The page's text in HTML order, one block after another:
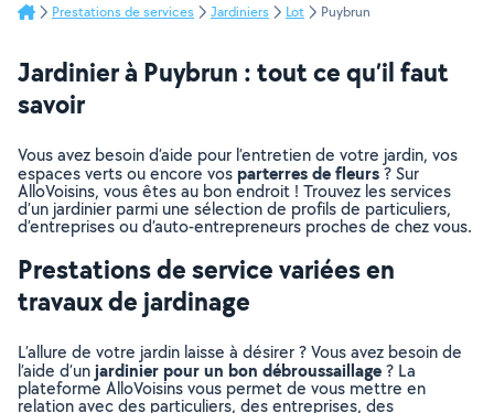
Prestations de services Jardiniers Lot Puybrun
Jardinier à Puybrun : tout ce qu’il faut
savoir
Vous avez besoin d’aide pour l’entretien de votre jardin, vos
espaces verts ou encore vosparterres de fleurs? Sur
AlloVoisins, vous êtes au bon endroit ! Trouvez les services
d’un jardinier parmi une sélection de profils de particuliers,
d’entreprises ou d’auto-entrepreneurs proches de chez vous.
Prestations de service variées en
travaux de jardinage
L’allure de votre jardin laisse à désirer ? Vous avez besoin de
l’aide d’unjardinier pour un bon débroussaillage? La
plateforme AlloVoisins vous permet de vous mettre en
relation avec des particuliers, des entreprises, des